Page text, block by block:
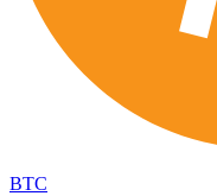
BTC